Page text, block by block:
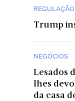
Trump
NEGÓCIOS
Lesados
lhes
da casa